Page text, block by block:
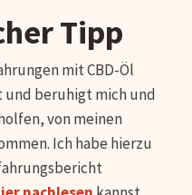
Tipp
mit CBD-Öl
und beruhigt mich und
von meinen
Ich habe hierzu